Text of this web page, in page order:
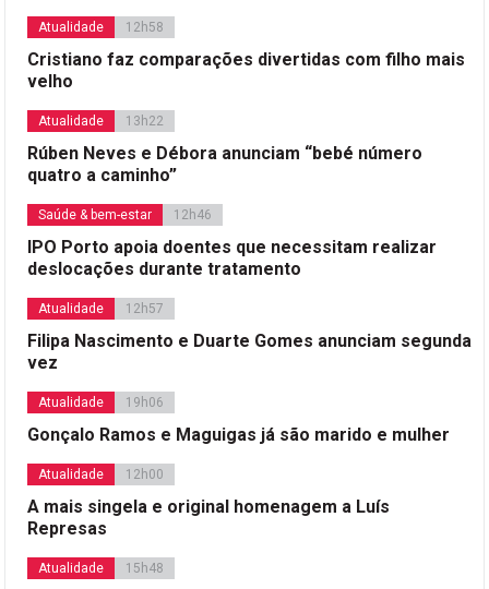
Atualidade 12h58
Cristiano faz comparações divertidas com filho mais
velho
Atualidade 13h22
Rúben Neves e Débora anunciam “bebé número
quatro a caminho”
Saúde & bem-estar 12h46
IPO Porto apoia doentes que necessitam realizar
deslocações durante tratamento
Atualidade 12h57
Filipa Nascimento e Duarte Gomes anunciam segunda
vez
Atualidade 19h06
Gonçalo Ramos e Maguigas já são marido e mulher
Atualidade 12h00
A mais singela e original homenagem a Luís
Represas
Atualidade 15h48